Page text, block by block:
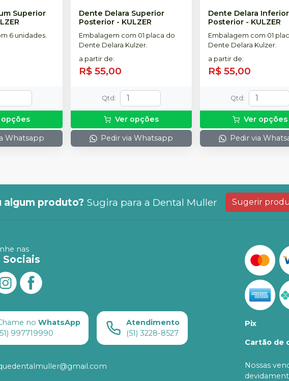
Superior
6 unidades.
opções
Whatsapp
Dente Delara Superior
Posterior - KULZER
Embalagem com 01 placa do
Dente Delara Kulzer.
a partir de:
R$ 55,00
Qtd :
Ver opções
Pedir via Whatsapp
Dente Delara Inferior
Posterior - KULZER
Embalagem com 01
Dente Delara Kulzer.
a partir de:
R$ 55,00
Qtd :
Ver opções
Pedir via
algum produto? Sugira para a Dental Muller Sugerir
nas
Sociais
no WhatsApp
997719990
Atendimento
(51) 3228-8527
Pix
Cartão de
Nossas